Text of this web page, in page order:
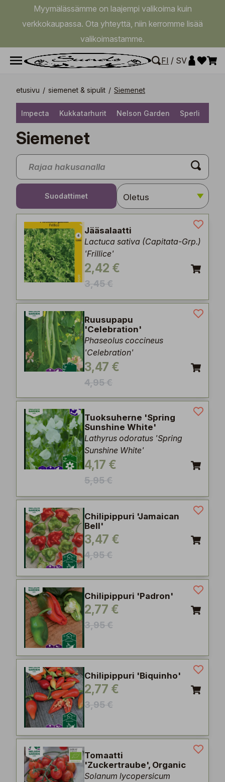
Myymälässämme on laajempi valikoima kuin
verkkokaupassa. Ota yhteyttä, niin kerromme lisää
valikoimastamme.
FI / SV
etusivu / siemenet & sipulit / Siemenet
Impecta Kukkatarhurit Nelson Garden Sperli
Siemenet
Suodattimet
Jääsalaatti
Lactuca sativa (Capitata-Grp.)
'Frillice'
2,42 €
3,45 €
Ruusupapu
'Celebration'
Phaseolus coccineus
'Celebration'
3,47 €
4,95 €
Tuoksuherne 'Spring
Sunshine White'
Lathyrus odoratus 'Spring
Sunshine White'
4,17 €
5,95 €
Chilipippuri 'Jamaican
Bell'
3,47 €
4,95 €
Chilipippuri 'Padron'
2,77 €
3,95 €
Chilipippuri 'Biquinho'
2,77 €
3,95 €
Tomaatti
'Zuckertraube', Organic
Solanum lycopersicum